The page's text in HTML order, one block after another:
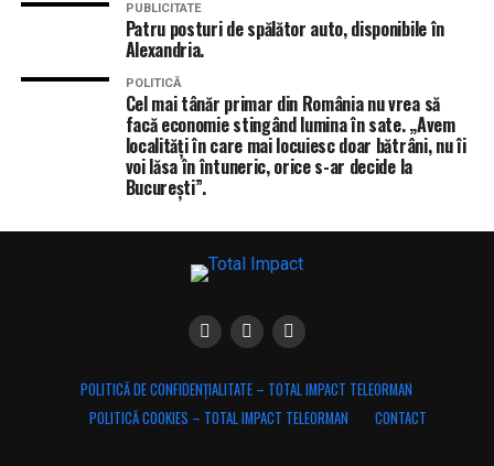
PUBLICITATE
Patru posturi de spălător auto, disponibile în
Alexandria.
POLITICĂ
Cel mai tânăr primar din România nu vrea să
facă economie stingând lumina în sate. „Avem
localități în care mai locuiesc doar bătrâni, nu îi
voi lăsa în întuneric, orice s-ar decide la
București”.
POLITICĂ DE CONFIDENȚIALITATE – TOTAL IMPACT TELEORMAN
POLITICĂ COOKIES – TOTAL IMPACT TELEORMAN
CONTACT